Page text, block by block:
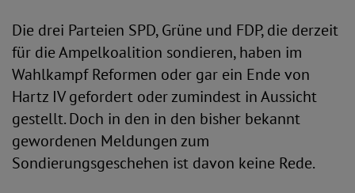
Die drei Parteien SPD, Grüne und FDP, die derzeit
für die Ampelkoalition sondieren, haben im
Wahlkampf Reformen oder gar ein Ende von
Hartz IV gefordert oder zumindest in Aussicht
gestellt. Doch in den in den bisher bekannt
gewordenen Meldungen zum
Sondierungsgeschehen ist davon keine Rede.